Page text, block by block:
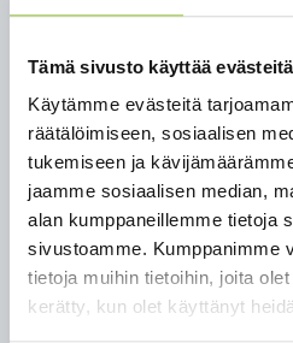
Tämä sivusto käyttää evästeitä
Käytämme evästeitä
räätälöimiseen, sosiaalisen
tukemiseen ja
jaamme sosiaalisen median,
alan kumppaneillemme tietoja
sivustoamme. Kumppanimme
tietoja muihin tietoihin, joita
kerätty, kun olet käyttänyt
teknisen vian
Omatoimikirjasto on
toistaiseksi. Avautumisesta
viestintäkanavissa heti, kun
korjattua. Pahoittelemme
haittaa.
Paltamon pääkirjaston
11.6.2023